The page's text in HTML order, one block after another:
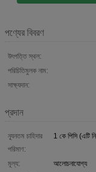
পণ্যের বিবরণ
উৎপত্তি স্থল:
পরিচিতিমুলক নাম:
সাক্ষ্যদান:
প্রদান
ন্যূনতম চাহিদার
পরিমাণ:
1 কে পিসি (এটি
মূল্য:
আলোচনাযোগ্য